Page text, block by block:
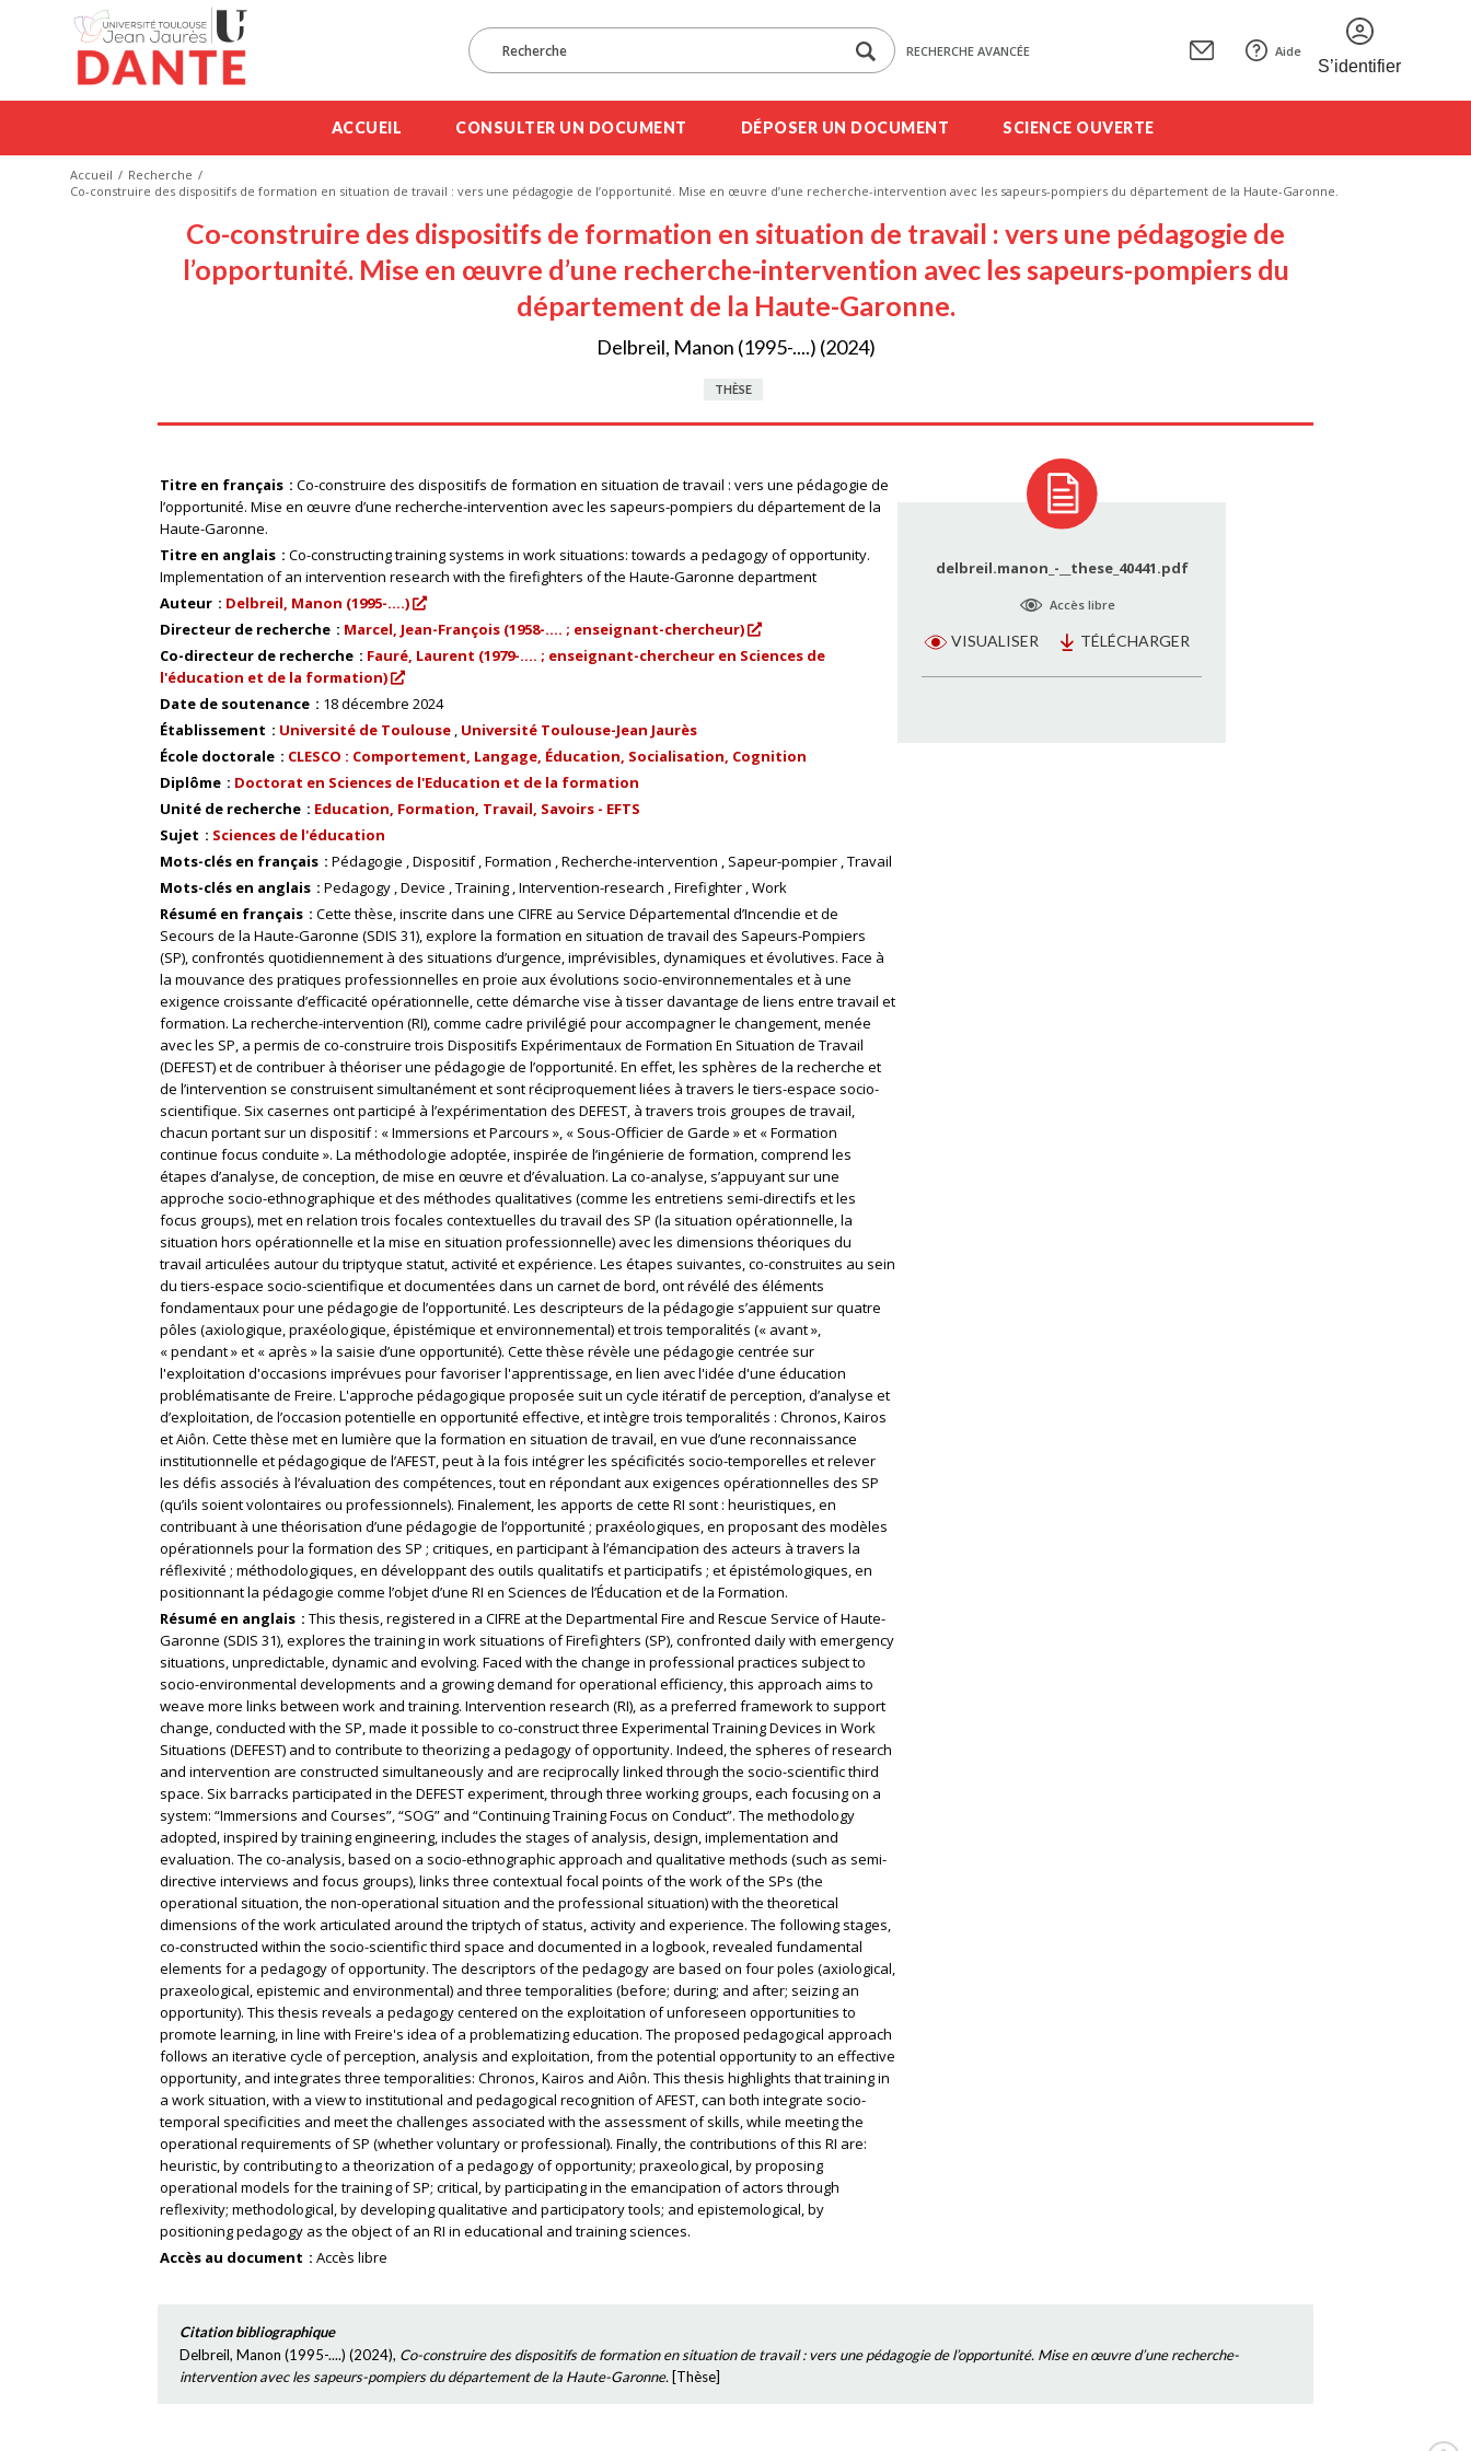
RECHERCHE AVANCÉE Aide
S’identifier
ACCUEIL CONSULTER UN DOCUMENT DÉPOSER UN DOCUMENT SCIENCE OUVERTE
Accueil
Recherche
Co-construire des dispositifs de formation en situation de travail : vers une pédagogie de l’opportunité. Mise en œuvre d’une recherche-intervention avec les sapeurs-pompiers du département de la Haute-Garonne.
Co-construire des dispositifs de formation en situation de travail : vers une pédagogie de
l’opportunité. Mise en œuvre d’une recherche-intervention avec les sapeurs-pompiers du
département de la Haute-Garonne.
Delbreil, Manon (1995-....) (2024)
THÈSE
Titre en français
Co-construire des dispositifs de formation en situation de travail : vers une pédagogie de
l’opportunité. Mise en œuvre d’une recherche-intervention avec les sapeurs-pompiers du département de la
Haute-Garonne.
Titre en anglais
Co-constructing training systems in work situations: towards a pedagogy of opportunity.
Implementation of an intervention research with the firefighters of the Haute-Garonne department
Auteur
Delbreil, Manon (1995-....)
Directeur de recherche
Marcel, Jean-François (1958-.... ; enseignant-chercheur)
Co-directeur de recherche
Fauré, Laurent (1979-.... ; enseignant-chercheur en Sciences de
l'éducation et de la formation)
Date de soutenance
18 décembre 2024
Établissement
Université de Toulouse Université Toulouse-Jean Jaurès
École doctorale
CLESCO : Comportement, Langage, Éducation, Socialisation, Cognition
Diplôme
Doctorat en Sciences de l'Education et de la formation
Unité de recherche
Education, Formation, Travail, Savoirs - EFTS
Sujet
Sciences de l'éducation
Mots-clés en français
Pédagogie Dispositif Formation Recherche-intervention Sapeur-pompier Travail
Mots-clés en anglais
Pedagogy Device Training Intervention-research Firefighter Work
Résumé en français
Cette thèse, inscrite dans une CIFRE au Service Départemental d’Incendie et de
Secours de la Haute-Garonne (SDIS 31), explore la formation en situation de travail des Sapeurs-Pompiers
(SP), confrontés quotidiennement à des situations d’urgence, imprévisibles, dynamiques et évolutives. Face à
la mouvance des pratiques professionnelles en proie aux évolutions socio-environnementales et à une
exigence croissante d’efficacité opérationnelle, cette démarche vise à tisser davantage de liens entre travail et
formation. La recherche-intervention (RI), comme cadre privilégié pour accompagner le changement, menée
avec les SP, a permis de co-construire trois Dispositifs Expérimentaux de Formation En Situation de Travail
(DEFEST) et de contribuer à théoriser une pédagogie de l’opportunité. En effet, les sphères de la recherche et
de l’intervention se construisent simultanément et sont réciproquement liées à travers le tiers-espace socio-
scientifique. Six casernes ont participé à l’expérimentation des DEFEST, à travers trois groupes de travail,
chacun portant sur un dispositif : « Immersions et Parcours », « Sous-Officier de Garde » et « Formation
continue focus conduite ». La méthodologie adoptée, inspirée de l’ingénierie de formation, comprend les
étapes d’analyse, de conception, de mise en œuvre et d’évaluation. La co-analyse, s’appuyant sur une
approche socio-ethnographique et des méthodes qualitatives (comme les entretiens semi-directifs et les
focus groups), met en relation trois focales contextuelles du travail des SP (la situation opérationnelle, la
situation hors opérationnelle et la mise en situation professionnelle) avec les dimensions théoriques du
travail articulées autour du triptyque statut, activité et expérience. Les étapes suivantes, co-construites au sein
du tiers-espace socio-scientifique et documentées dans un carnet de bord, ont révélé des éléments
fondamentaux pour une pédagogie de l’opportunité. Les descripteurs de la pédagogie s’appuient sur quatre
pôles (axiologique, praxéologique, épistémique et environnemental) et trois temporalités (« avant »,
« pendant » et « après » la saisie d’une opportunité). Cette thèse révèle une pédagogie centrée sur
l'exploitation d'occasions imprévues pour favoriser l'apprentissage, en lien avec l'idée d'une éducation
problématisante de Freire. L'approche pédagogique proposée suit un cycle itératif de perception, d’analyse et
d’exploitation, de l’occasion potentielle en opportunité effective, et intègre trois temporalités : Chronos, Kairos
et Aiôn. Cette thèse met en lumière que la formation en situation de travail, en vue d’une reconnaissance
institutionnelle et pédagogique de l’AFEST, peut à la fois intégrer les spécificités socio-temporelles et relever
les défis associés à l’évaluation des compétences, tout en répondant aux exigences opérationnelles des SP
(qu’ils soient volontaires ou professionnels). Finalement, les apports de cette RI sont : heuristiques, en
contribuant à une théorisation d’une pédagogie de l’opportunité ; praxéologiques, en proposant des modèles
opérationnels pour la formation des SP ; critiques, en participant à l’émancipation des acteurs à travers la
réflexivité ; méthodologiques, en développant des outils qualitatifs et participatifs ; et épistémologiques, en
positionnant la pédagogie comme l’objet d’une RI en Sciences de l’Éducation et de la Formation.
Résumé en anglais
This thesis, registered in a CIFRE at the Departmental Fire and Rescue Service of Haute-
Garonne (SDIS 31), explores the training in work situations of Firefighters (SP), confronted daily with emergency
situations, unpredictable, dynamic and evolving. Faced with the change in professional practices subject to
socio-environmental developments and a growing demand for operational efficiency, this approach aims to
weave more links between work and training. Intervention research (RI), as a preferred framework to support
change, conducted with the SP, made it possible to co-construct three Experimental Training Devices in Work
Situations (DEFEST) and to contribute to theorizing a pedagogy of opportunity. Indeed, the spheres of research
and intervention are constructed simultaneously and are reciprocally linked through the socio-scientific third
space. Six barracks participated in the DEFEST experiment, through three working groups, each focusing on a
system: “Immersions and Courses”, “SOG” and “Continuing Training Focus on Conduct”. The methodology
adopted, inspired by training engineering, includes the stages of analysis, design, implementation and
evaluation. The co-analysis, based on a socio-ethnographic approach and qualitative methods (such as semi-
directive interviews and focus groups), links three contextual focal points of the work of the SPs (the
operational situation, the non-operational situation and the professional situation) with the theoretical
dimensions of the work articulated around the triptych of status, activity and experience. The following stages,
co-constructed within the socio-scientific third space and documented in a logbook, revealed fundamental
elements for a pedagogy of opportunity. The descriptors of the pedagogy are based on four poles (axiological,
praxeological, epistemic and environmental) and three temporalities (before; during; and after; seizing an
opportunity). This thesis reveals a pedagogy centered on the exploitation of unforeseen opportunities to
promote learning, in line with Freire's idea of a problematizing education. The proposed pedagogical approach
follows an iterative cycle of perception, analysis and exploitation, from the potential opportunity to an effective
opportunity, and integrates three temporalities: Chronos, Kairos and Aiôn. This thesis highlights that training in
a work situation, with a view to institutional and pedagogical recognition of AFEST, can both integrate socio-
temporal specificities and meet the challenges associated with the assessment of skills, while meeting the
operational requirements of SP (whether voluntary or professional). Finally, the contributions of this RI are:
heuristic, by contributing to a theorization of a pedagogy of opportunity; praxeological, by proposing
operational models for the training of SP; critical, by participating in the emancipation of actors through
reflexivity; methodological, by developing qualitative and participatory tools; and epistemological, by
positioning pedagogy as the object of an RI in educational and training sciences.
Accès au document
Accès libre
delbreil.manon_-__these_40441.pdf
Accès libre
VISUALISER TÉLÉCHARGER
Citation bibliographique
Delbreil, Manon (1995-....) (2024), Co-construire des dispositifs de formation en situation de travail : vers une pédagogie de l’opportunité. Mise en œuvre d’une recherche-
intervention avec les sapeurs-pompiers du département de la Haute-Garonne. [Thèse]